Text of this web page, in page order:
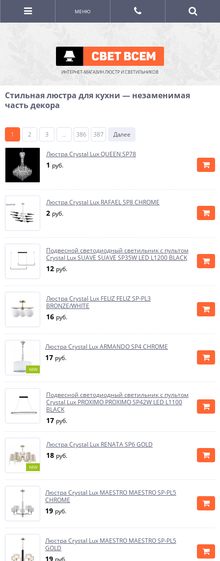
ИНТЕРНЕТ-МАГАЗИН ЛЮСТР И СВЕТИЛЬНИКОВ
МЕНЮ
Стильная люстра для кухни — незаменимая
часть декора
1 2 3 ... 386 387 Далее
Люстра Crystal Lux QUEEN SP78
1 руб.
Люстра Crystal Lux RAFAEL SP8 CHROME
2 руб.
Подвесной светодиодный светильник с пультом
Crystal Lux SUAVE SUAVE SP35W LED L1200 BLACK
12 руб.
Люстра Crystal Lux FELIZ FELIZ SP-PL3
BRONZE/WHITE
16 руб.
NEW
Люстра Crystal Lux ARMANDO SP4 CHROME
17 руб.
Подвесной светодиодный светильник с пультом
Crystal Lux PROXIMO PROXIMO SP42W LED L1100
BLACK
17 руб.
NEW
Люстра Crystal Lux RENATA SP6 GOLD
18 руб.
Люстра Crystal Lux MAESTRO MAESTRO SP-PL5
CHROME
19 руб.
Люстра Crystal Lux MAESTRO MAESTRO SP-PL5
GOLD
19 руб.